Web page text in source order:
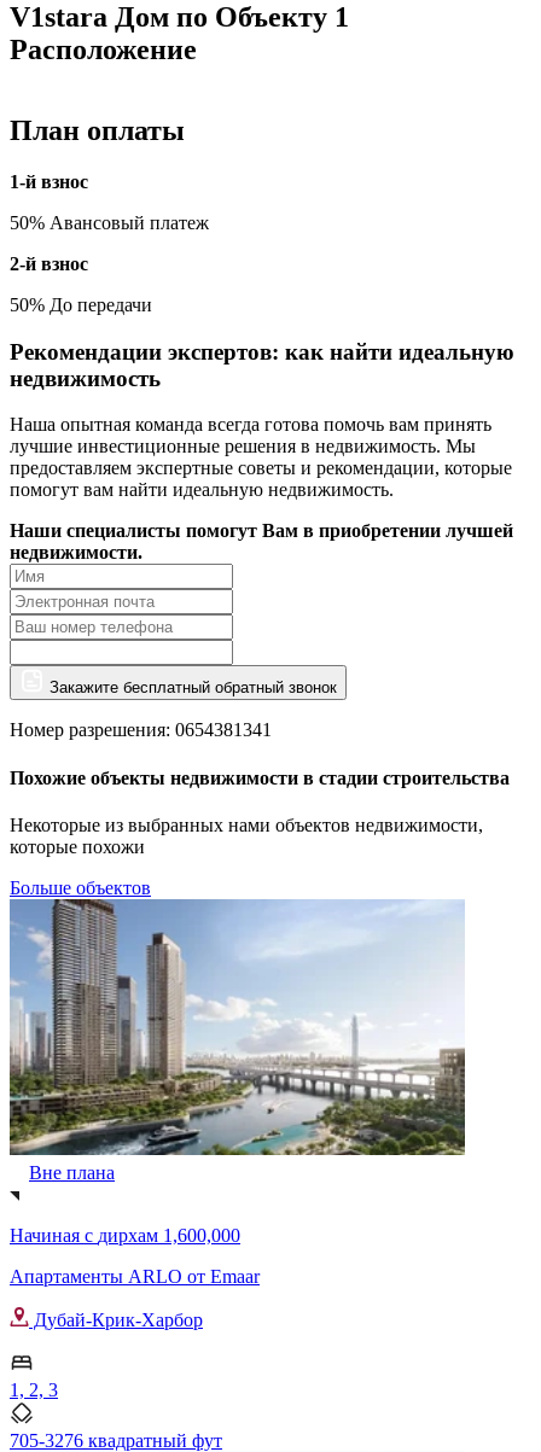
V1stara Дом по Объекту 1
Расположение
План оплаты
1-й взнос
50% Авансовый платеж
2-й взнос
50% До передачи
Рекомендации экспертов: как найти идеальную
недвижимость
Наша опытная команда всегда готова помочь вам принять
лучшие инвестиционные решения в недвижимость. Мы
предоставляем экспертные советы и рекомендации, которые
помогут вам найти идеальную недвижимость.
Наши специалисты помогут Вам в приобретении лучшей
недвижимости.
Закажите бесплатный обратный звонок
Номер разрешения: 0654381341
Похожие объекты недвижимости в стадии строительства
Некоторые из выбранных нами объектов недвижимости,
которые похожи
Больше объектов
Вне плана
Начиная с дирхам 1,600,000
Апартаменты ARLO от Emaar
Дубай-Крик-Харбор
1, 2, 3
705-3276 квадратный фут